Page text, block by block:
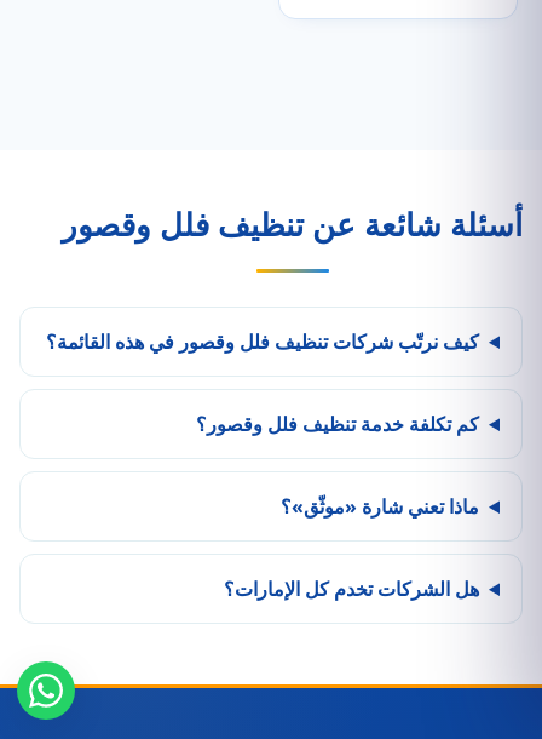
أسئلة شائعة عن تنظيف فلل وقصور
كيف نرتّب شركات تنظيف فلل وقصور في هذه القائمة؟
كم تكلفة خدمة تنظيف فلل وقصور؟
ماذا تعني شارة «موثّق»؟
هل الشركات تخدم كل الإمارات؟